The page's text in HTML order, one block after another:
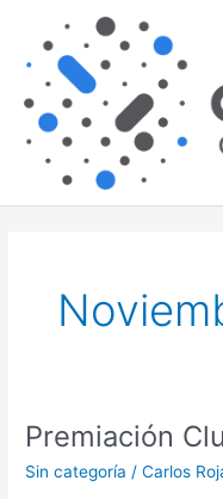
content
Premiación
Sin categoría /Carlos
Premiación
CIO